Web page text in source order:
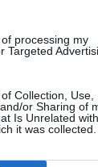
processing my
Targeted
Collection, Use,
or Sharing of
Is Unrelated
it was collected.
τη
του
στο